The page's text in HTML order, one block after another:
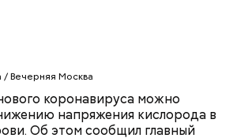
/ Вечерняя Москва
коронавируса можно
напряжения кислорода в
Об этом сообщил главный
совершают паломнические
мощам Святителя